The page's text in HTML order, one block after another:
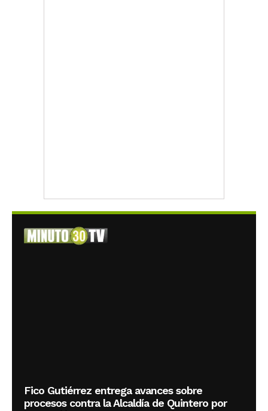
Fico Gutiérrez entrega avances sobre
procesos contra la Alcaldía de Quintero por